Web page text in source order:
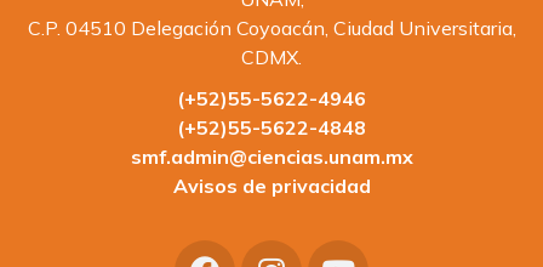
C.P. 04510 Delegación Coyoacán, Ciudad Universitaria,
CDMX.
(+52)55-5622-4946
(+52)55-5622-4848
smf.admin@ciencias.unam.mx
Avisos de privacidad